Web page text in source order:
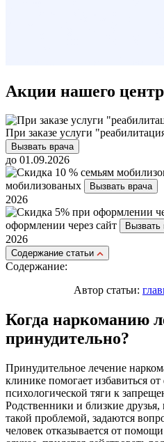
Акции нашего
При заказе услуги
Вызвать врача
до 01.09.2026
мобилизованых
Вызвать врача
2026
оформлении через сайт
2026
Cодержание статьи
Содержание:
Автор статьи:
Когда наркоманию
принудительно?
Принудительное лечение
клинике помогает избавиться
психологической тяги к
Родственники и близкие друзья,
такой проблемой, задаются
человек отказывается от